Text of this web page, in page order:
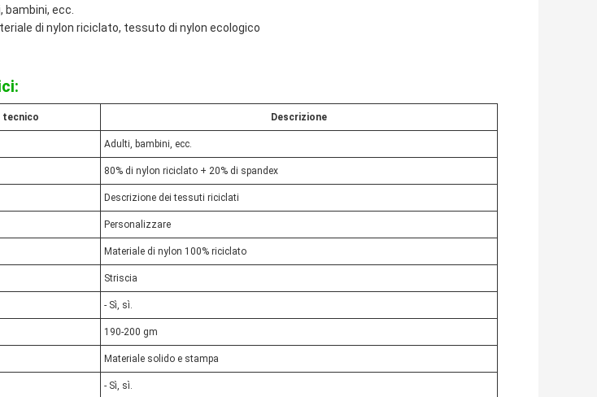
bambini, ecc.
di nylon riciclato, tessuto di nylon ecologico
tecnico Descrizione
Adulti, bambini, ecc.
80% di nylon riciclato + 20% di spandex
Descrizione dei tessuti riciclati
Personalizzare
Materiale di nylon 100% riciclato
Striscia
- Sì, sì.
190-200 gm
Materiale solido e stampa
- Sì, sì.